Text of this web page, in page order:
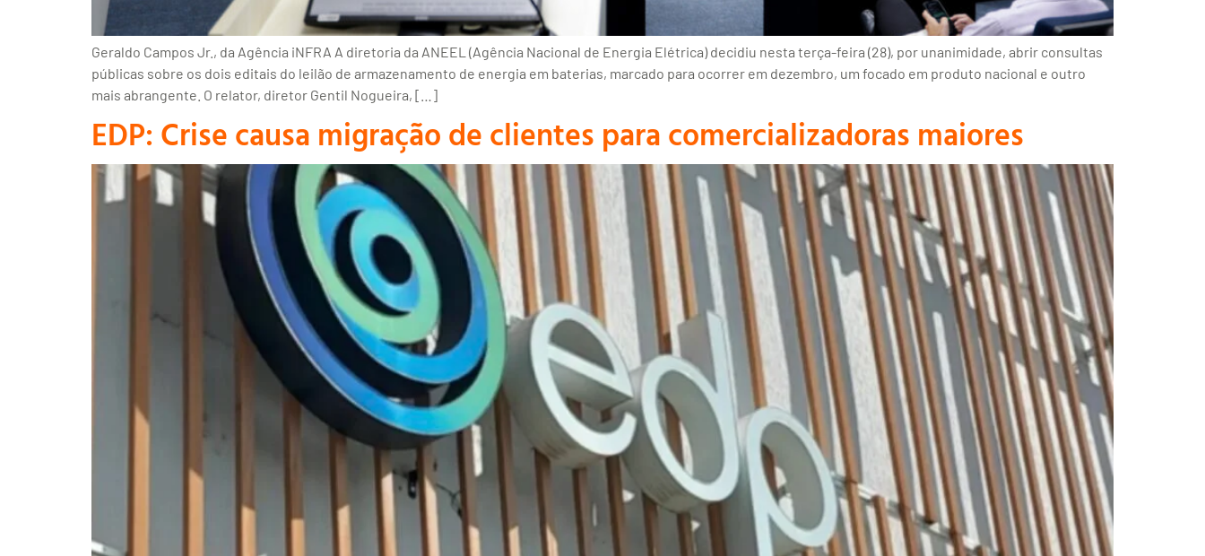
Geraldo Campos Jr., da Agência iNFRA A diretoria da ANEEL (Agência Nacional de Energia Elétrica) decidiu nesta terça-feira (28), por unanimidade, abrir consultas
públicas sobre os dois editais do leilão de armazenamento de energia em baterias, marcado para ocorrer em dezembro, um focado em produto nacional e outro
mais abrangente. O relator, diretor Gentil Nogueira, […]
EDP: Crise causa migração de clientes para comercializadoras maiores